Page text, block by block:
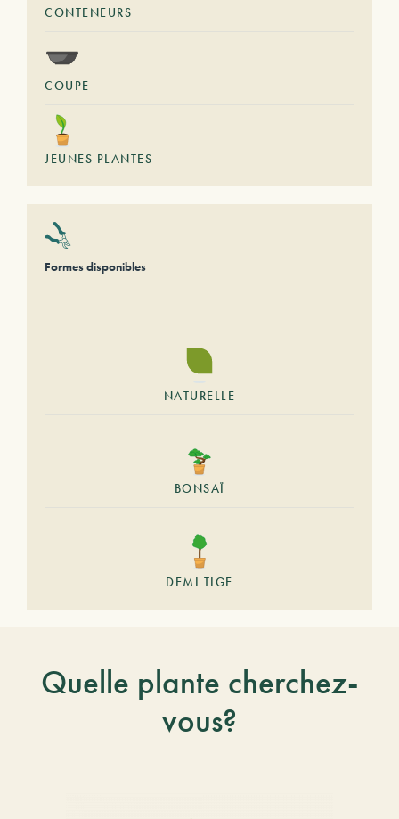
CONTENEURS
COUPE
JEUNES PLANTES
Formes disponibles
NATURELLE
BONSAÏ
DEMI TIGE
Quelle plante cherchez-
vous?